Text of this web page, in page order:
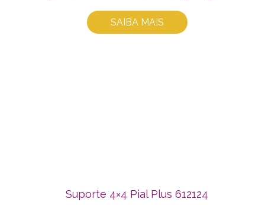
SAIBA MAIS
Suporte 4×4 Pial Plus 612124